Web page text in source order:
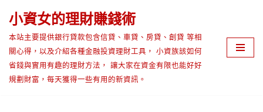
Skip
to
content
小資女的理財賺錢術
本站主要提供銀行貸款包含信貸、車貸、房貸、創貸 等相
關心得，以及介紹各種金融投資理財工具， 小資族該如何
省錢與實用有趣的理財方法， 讓大家在資金有限也能好好
規劃財富，每天獲得一些有用的新資訊。